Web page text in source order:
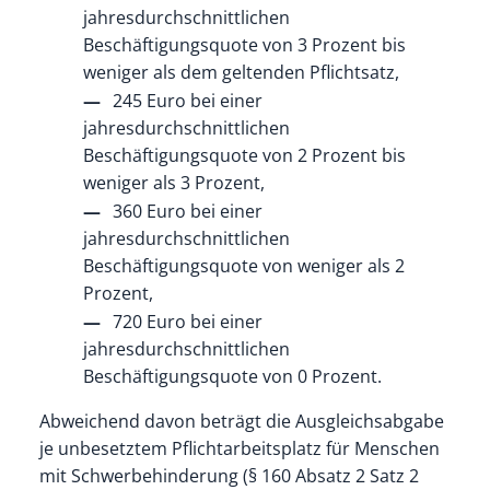
jahresdurchschnittlichen
Beschäftigungsquote von 3 Prozent bis
weniger als dem geltenden Pflichtsatz,
245 Euro bei einer
jahresdurchschnittlichen
Beschäftigungsquote von 2 Prozent bis
weniger als 3 Prozent,
360 Euro bei einer
jahresdurchschnittlichen
Beschäftigungsquote von weniger als 2
Prozent,
720 Euro bei einer
jahresdurchschnittlichen
Beschäftigungsquote von 0 Prozent.
Abweichend davon beträgt die Ausgleichsabgabe
je unbesetztem Pflichtarbeitsplatz für Menschen
mit Schwerbehinderung (§ 160 Absatz 2 Satz 2